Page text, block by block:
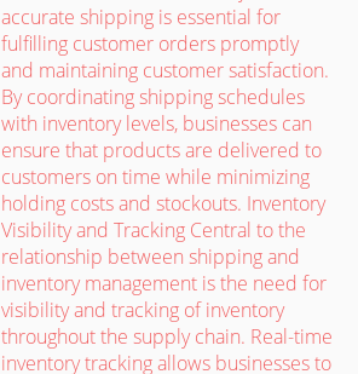
accurate shipping is essential for
fulfilling customer orders promptly
and maintaining customer satisfaction.
By coordinating shipping schedules
with inventory levels, businesses can
ensure that products are delivered to
customers on time while minimizing
holding costs and stockouts. Inventory
Visibility and Tracking Central to the
relationship between shipping and
inventory management is the need for
visibility and tracking of inventory
throughout the supply chain. Real-time
inventory tracking allows businesses to